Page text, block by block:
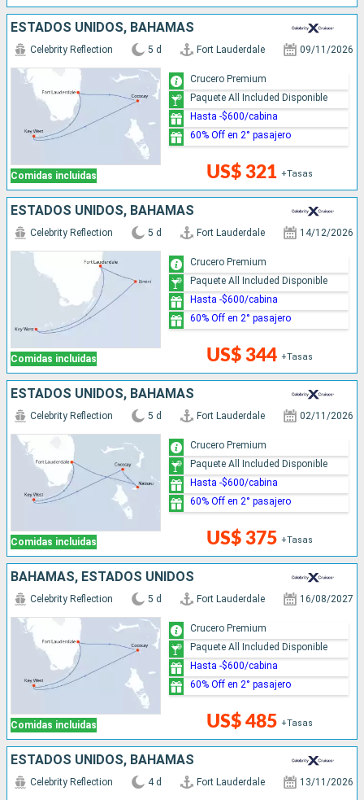
ESTADOS UNIDOS, BAHAMAS
Comidas incluidas
Celebrity Reflection 5 d Fort Lauderdale 09/11/2026
US$ 321 +Tasas
Crucero Premium
Paquete All Included Disponible
Hasta -$600/cabina
60% Off en 2° pasajero
ESTADOS UNIDOS, BAHAMAS
Comidas incluidas
Celebrity Reflection 5 d Fort Lauderdale 14/12/2026
US$ 344 +Tasas
Crucero Premium
Paquete All Included Disponible
Hasta -$600/cabina
60% Off en 2° pasajero
ESTADOS UNIDOS, BAHAMAS
Comidas incluidas
Celebrity Reflection 5 d Fort Lauderdale 02/11/2026
US$ 375 +Tasas
Crucero Premium
Paquete All Included Disponible
Hasta -$600/cabina
60% Off en 2° pasajero
BAHAMAS, ESTADOS UNIDOS
Comidas incluidas
Celebrity Reflection 5 d Fort Lauderdale 16/08/2027
US$ 485 +Tasas
Crucero Premium
Paquete All Included Disponible
Hasta -$600/cabina
60% Off en 2° pasajero
ESTADOS UNIDOS, BAHAMAS
Celebrity Reflection 4 d Fort Lauderdale 13/11/2026